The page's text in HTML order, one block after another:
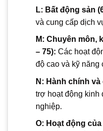
L: Bất động sản
và cung cấp dịch
M: Chuyên môn,
– 75): Các hoạt
độ cao và kỹ năng
N: Hành chính
trợ hoạt động kinh
nghiệp.
O: Hoạt động